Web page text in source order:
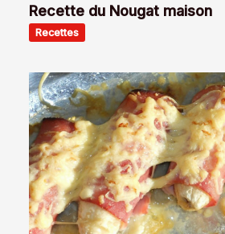
Recette du Nougat maison
Recettes